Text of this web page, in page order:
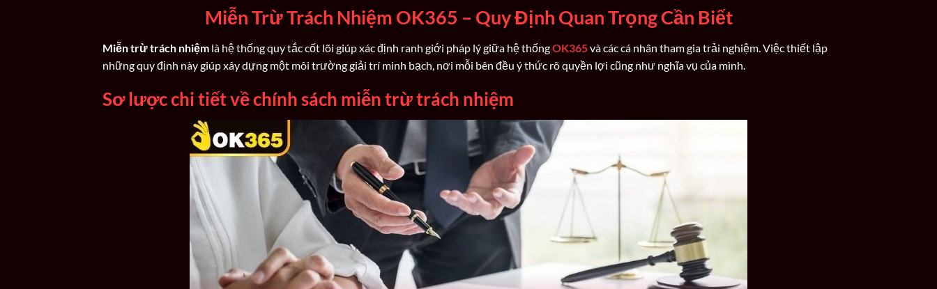
Miễn Trừ Trách Nhiệm OK365 – Quy Định Quan Trọng Cần Biết
Miễn trừ trách nhiệm là hệ thống quy tắc cốt lõi giúp xác định ranh giới pháp lý giữa hệ thốngOK365và các cá nhân tham gia trải nghiệm. Việc thiết lập
những quy định này giúp xây dựng một môi trường giải trí minh bạch, nơi mỗi bên đều ý thức rõ quyền lợi cũng như nghĩa vụ của mình.
Sơ lược chi tiết về chính sách miễn trừ trách nhiệm